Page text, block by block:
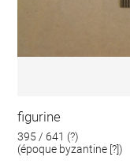
figurine
395 / 641 (?)
(époque byzantine [?])